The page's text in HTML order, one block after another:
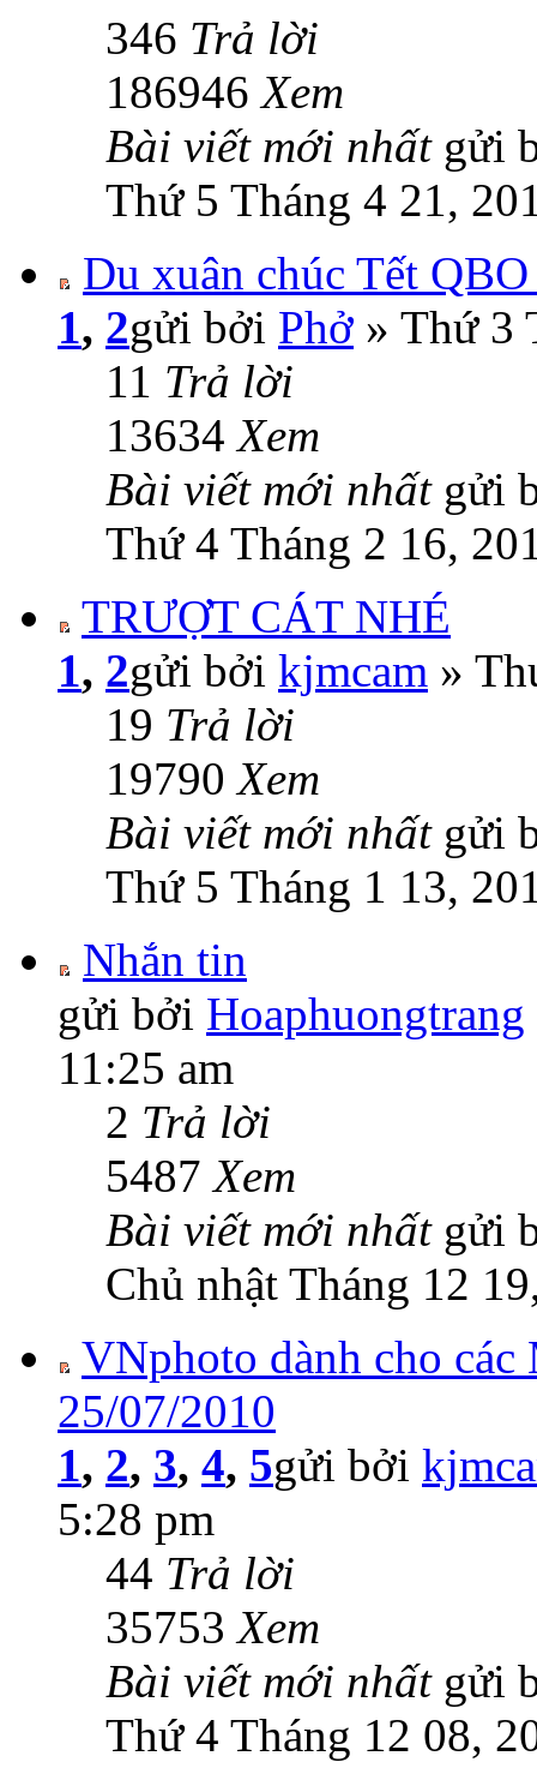
346 Trả lời
186946Xem
Bài viết mới nhất gửi
Thứ 5 Tháng 4 21,
Du xuân chúc Tết
1, 2gửi bởi Phở » Thứ 3
11 Trả lời
13634Xem
Bài viết mới nhất gửi
Thứ 4 Tháng 2 16,
TRƯỢT CÁT NHÉ
1, 2gửi bởi kjmcam »
19 Trả lời
19790Xem
Bài viết mới nhất gửi
Thứ 5 Tháng 1 13,
Nhắn tin
gửi bởi Hoaphuongtrang
11:25 am
2 Trả lời
5487Xem
Bài viết mới nhất gửi
Chủ nhật Tháng 12
VNphoto dành cho
25/07/2010
1, 2, 3, 4, 5gửi bởi
5:28 pm
44 Trả lời
35753Xem
Bài viết mới nhất gửi
Thứ 4 Tháng 12 08,